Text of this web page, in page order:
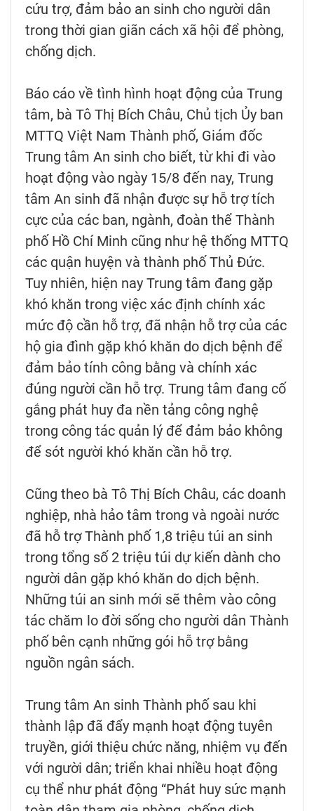
cứu trợ, đảm bảo an sinh cho người dân
trong thời gian giãn cách xã hội để phòng,
chống dịch.
Báo cáo về tình hình hoạt động của Trung
tâm, bà Tô Thị Bích Châu, Chủ tịch Ủy ban
MTTQ Việt Nam Thành phố, Giám đốc
Trung tâm An sinh cho biết, từ khi đi vào
hoạt động vào ngày 15/8 đến nay, Trung
tâm An sinh đã nhận được sự hỗ trợ tích
cực của các ban, ngành, đoàn thể Thành
phố Hồ Chí Minh cũng như hệ thống MTTQ
các quận huyện và thành phố Thủ Đức.
Tuy nhiên, hiện nay Trung tâm đang gặp
khó khăn trong việc xác định chính xác
mức độ cần hỗ trợ, đã nhận hỗ trợ của các
hộ gia đình gặp khó khăn do dịch bệnh để
đảm bảo tính công bằng và chính xác
đúng người cần hỗ trợ. Trung tâm đang cố
gắng phát huy đa nền tảng công nghệ
trong công tác quản lý để đảm bảo không
để sót người khó khăn cần hỗ trợ.
Cũng theo bà Tô Thị Bích Châu, các doanh
nghiệp, nhà hảo tâm trong và ngoài nước
đã hỗ trợ Thành phố 1,8 triệu túi an sinh
trong tổng số 2 triệu túi dự kiến dành cho
người dân gặp khó khăn do dịch bệnh.
Những túi an sinh mới sẽ thêm vào công
tác chăm lo đời sống cho người dân Thành
phố bên cạnh những gói hỗ trợ bằng
nguồn ngân sách.
Trung tâm An sinh Thành phố sau khi
thành lập đã đẩy mạnh hoạt động tuyên
truyền, giới thiệu chức năng, nhiệm vụ đến
với người dân; triển khai nhiều hoạt động
cụ thể như phát động “Phát huy sức mạnh